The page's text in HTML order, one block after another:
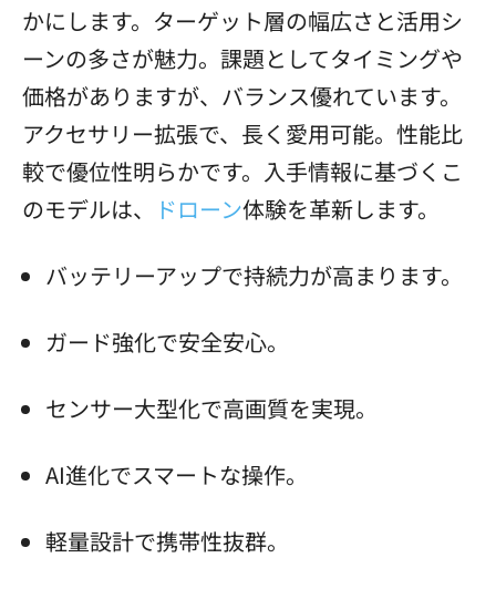
かにします。ターゲット層の幅広さと活用シ
ーンの多さが魅力。課題としてタイミングや
価格がありますが、バランス優れています。
アクセサリー拡張で、長く愛用可能。性能比
較で優位性明らかです。入手情報に基づくこ
のモデルは、
ドローン体験を革新します。
バッテリーアップで持続力が高まります。
ガード強化で安全安心。
センサー大型化で高画質を実現。
AI進化でスマートな操作。
軽量設計で携帯性抜群。